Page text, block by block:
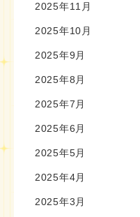
2025年11月
2025年10月
2025年9月
2025年8月
2025年7月
2025年6月
2025年5月
2025年4月
2025年3月